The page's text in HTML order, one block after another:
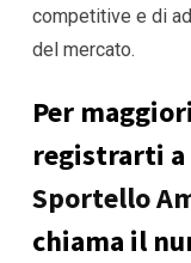
competitive e di
del mercato.
Per
registrarti
Sportello
chiama il